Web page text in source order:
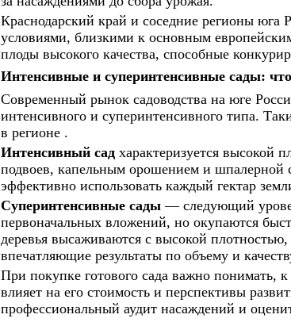
Краснодарский край и соседние регионы
условиями, близкими к основным
плоды высокого качества, способные
Интенсивные и суперинтенсивные сады:
Современный рынок садоводства на юге
интенсивного и суперинтенсивного типа.
в регионе .
Интенсивный сад характеризуется высокой
подвоев, капельным орошением и шпалерной
эффективно использовать каждый гектар
Суперинтенсивные сады — следующий
первоначальных вложений, но окупаются
деревья высаживаются с высокой плотностью,
впечатляющие результаты по объему и
При покупке готового сада важно понимать,
влияет на его стоимость и перспективы
профессиональный аудит насаждений и